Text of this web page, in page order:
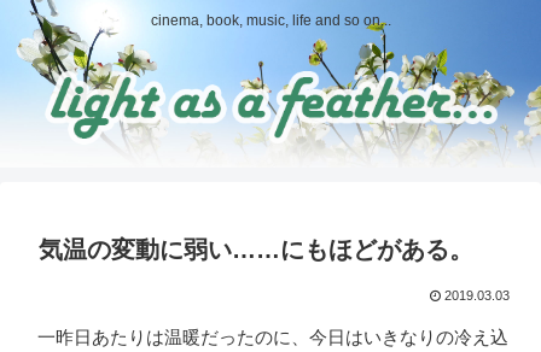
cinema, book, music, life and so on...
気温の変動に弱い……にもほどがある。
2019.03.03
一昨日あたりは温暖だったのに、今日はいきなりの冷え込